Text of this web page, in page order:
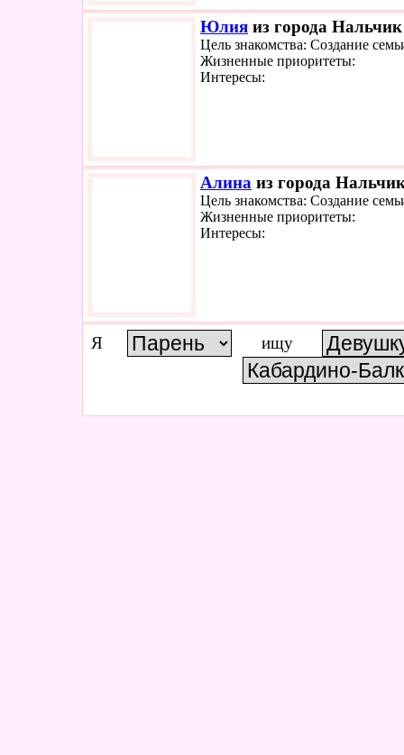
Юлия из города
Цель знакомства: Создание
Жизненные приоритеты:
Интересы:
Алина из города
Цель знакомства: Создание
Жизненные приоритеты:
Интересы:
Я ищу